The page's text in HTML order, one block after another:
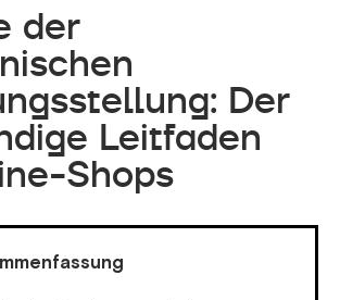
der
Der
Leitfaden
Shops